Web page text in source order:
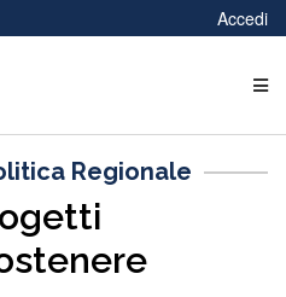
Accedi
Regionale